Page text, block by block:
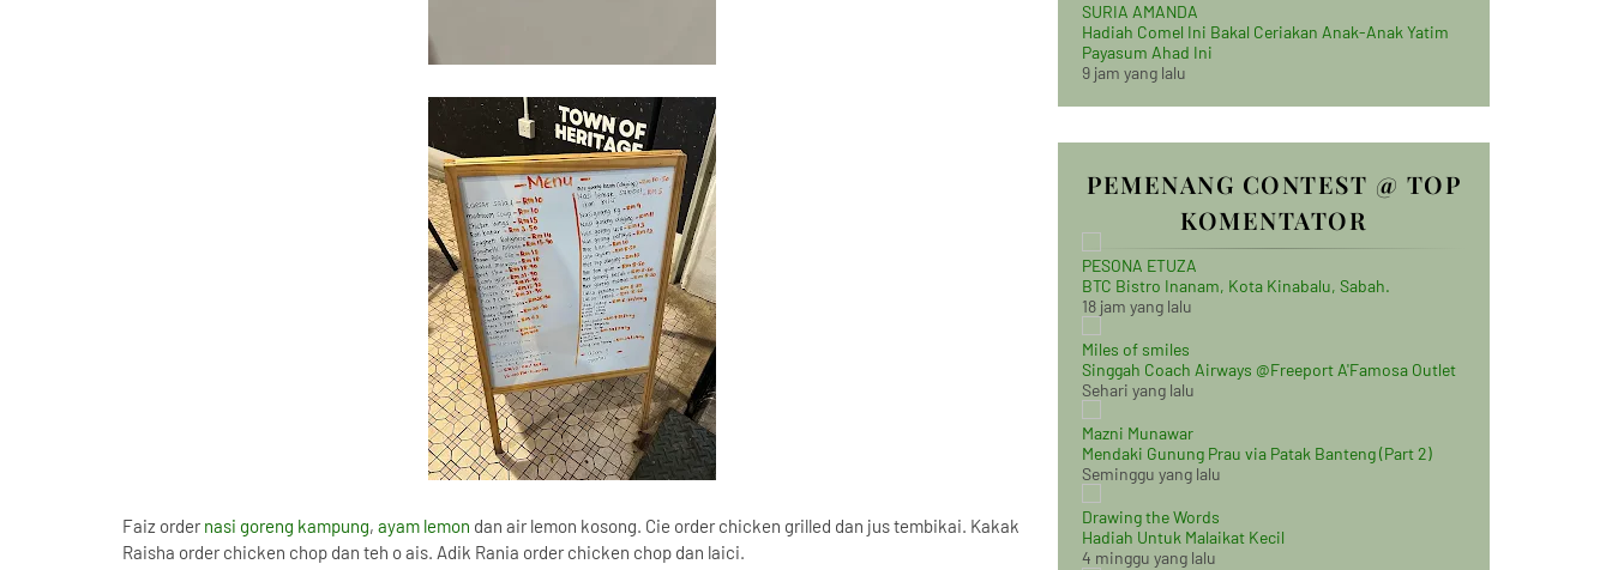
Faiz order nasi goreng kampung, ayam lemon dan air lemon kosong. Cie order chicken grilled dan jus tembikai. Kakak
Raisha order chicken chop dan teh o ais. Adik Rania order chicken chop dan laici.
SURIA AMANDA
Hadiah Comel Ini Bakal Ceriakan Anak-Anak Yatim
Payasum Ahad Ini
9 jam yang lalu
PEMENANG CONTEST @ TOP
KOMENTATOR
PESONA ETUZA
BTC Bistro Inanam, Kota Kinabalu, Sabah.
18 jam yang lalu
Miles of smiles
Singgah Coach Airways @Freeport A'Famosa Outlet
Sehari yang lalu
Mazni Munawar
Mendaki Gunung Prau via Patak Banteng (Part 2)
Seminggu yang lalu
Drawing the Words
Hadiah Untuk Malaikat Kecil
4 minggu yang lalu